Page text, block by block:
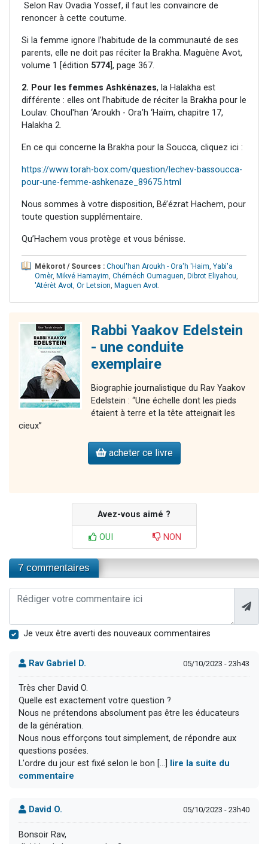
Selon Rav Ovadia Yossef, il faut les convaincre de
renoncer à cette coutume.
Si la femme ignore l’habitude de la communauté de ses
parents, elle ne doit pas réciter la Brakha. Maguène Avot,
volume 1 [édition 5774], page 367.
2. Pour les femmes Ashkénazes, la Halakha est
différente : elles ont l’habitude de réciter la Brakha pour le
Loulav. Choul'han ‘Aroukh - Ora’h ‘Haïm, chapitre 17,
Halakha 2.
En ce qui concerne la Brakha pour la Soucca, cliquez ici :
https://www.torah-box.com/question/lechev-bassoucca-
pour-une-femme-ashkenaze_89675.html
Nous sommes à votre disposition, Bé’ézrat Hachem, pour
toute question supplémentaire.
Qu’Hachem vous protège et vous bénisse.
Mékorot / Sources : Choul'han Aroukh - Ora'h 'Haim, Yabi'a
Omèr, Mikvé Hamayim, Chéméch Oumaguen, Dibrot Eliyahou,
'Atérèt Avot, Or Letsion, Maguen Avot.
Rabbi Yaakov Edelstein
- une conduite
exemplaire
Biographie journalistique du Rav Yaakov
Edelstein : “Une échelle dont les pieds
étaient à terre et la tête atteignait les
cieux”
acheter ce livre
Avez-vous aimé ?
OUI NON
7 commentaires
Je veux être averti des nouveaux commentaires
Rav Gabriel D. 05/10/2023 - 23h43
Très cher David O.
Quelle est exactement votre question ?
Nous ne prétendons absolument pas être les éducateurs
de la génération.
Nous nous efforçons tout simplement, de répondre aux
questions posées.
L'ordre du jour est fixé selon le bon [...]
lire la suite du
commentaire
David O. 05/10/2023 - 23h40
Bonsoir Rav,